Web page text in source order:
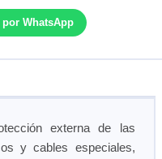
WhatsApp
externa de las
y cables especiales,